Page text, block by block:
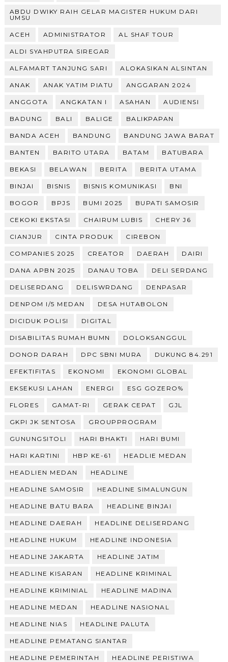
ABDU DWIKY RAIH GELAR MAGISTER HUKUM DARI
UMSU
ACEH ADMINISTRATOR AL SHAF TOUR
ALDI SYAHPUTRA SIREGAR
ALFAMART TANJUNG SARI ALOKASIKAN ALSINTAN
ANAK ANAK YATIM PIATU ANGGARAN 2024
ANGGOTA ANGKATAN I ASAHAN AUDIENSI
BADUNG BALI BALIGE BALIKPAPAN
BANDA ACEH BANDUNG BANDUNG JAWA BARAT
BANTEN BARITO UTARA BATAM BATUBARA
BEKASI BELAWAN BERITA BERITA UTAMA
BINJAI BISNIS BISNIS KOMUNIKASI BNI
BOGOR BPJS BUMI 2025 BUPATI SAMOSIR
CEKOKI EKSTASI CHAIRUM LUBIS CHERY J6
CIANJUR CINTA PRODUK CIREBON
COMPANIES 2025 CREATOR DAERAH DAIRI
DANA APBN 2025 DANAU TOBA DELI SERDANG
DELISERDANG DELISWRDANG DENPASAR
DENPOM I/5 MEDAN DESA HUTABOLON
DICIDUK POLISI DIGITAL
DISABILITAS RUMAH BUMN DOLOKSANGGUL
DONOR DARAH DPC SBNI MURA DUKUNG 84.291
EFEKTIFITAS EKONOMI EKONOMI GLOBAL
EKSEKUSI LAHAN ENERGI ESG GOZERO%
FLORES GAMAT-RI GERAK CEPAT GJL
GKPI JK SENTOSA GROUPPROGRAM
GUNUNGSITOLI HARI BHAKTI HARI BUMI
HARI KARTINI HBP KE-61 HEADLIE MEDAN
HEADLIEN MEDAN HEADLINE
HEADLINE SAMOSIR HEADLINE SIMALUNGUN
HEADLINE BATU BARA HEADLINE BINJAI
HEADLINE DAERAH HEADLINE DELISERDANG
HEADLINE HUKUM HEADLINE INDONESIA
HEADLINE JAKARTA HEADLINE JATIM
HEADLINE KISARAN HEADLINE KRIMINAL
HEADLINE KRIMINIAL HEADLINE MADINA
HEADLINE MEDAN HEADLINE NASIONAL
HEADLINE NIAS HEADLINE PALUTA
HEADLINE PEMATANG SIANTAR
HEADLINE PEMERINTAH HEADLINE PERISTIWA